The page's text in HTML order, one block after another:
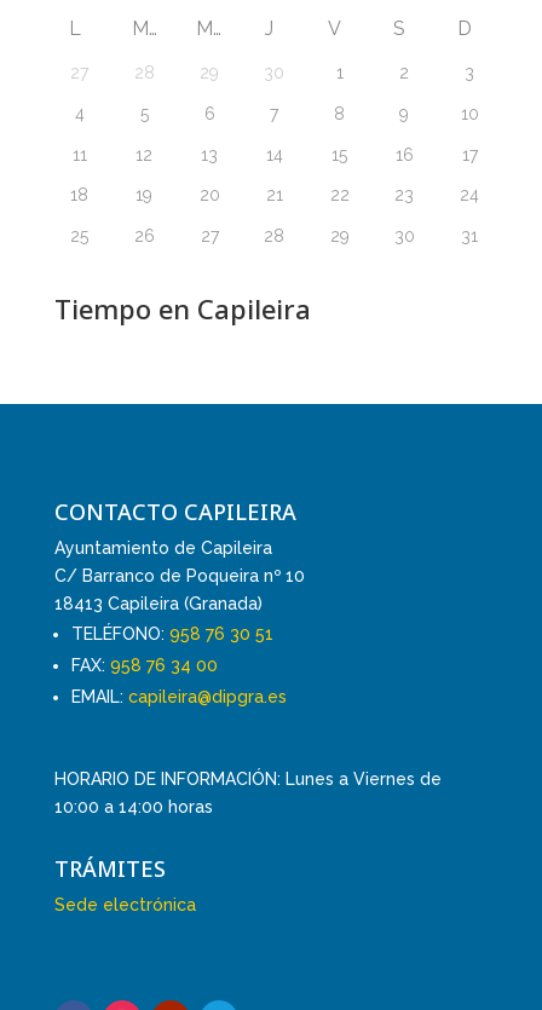
L M M J V S D
27 28 29 30 1 2 3
4 5 6 7 8 9 10
11 12 13 14 15 16 17
18 19 20 21 22 23 24
25 26 27 28 29 30 31
Tiempo en Capileira
CONTACTO CAPILEIRA
Ayuntamiento de Capileira
C/ Barranco de Poqueira nº 10
18413 Capileira (Granada)
TELÉFONO: 958 76 30 51
FAX: 958 76 34 00
EMAIL: capileira@dipgra.es
HORARIO DE INFORMACIÓN: Lunes a Viernes de
10:00 a 14:00 horas
TRÁMITES
Sede electrónica